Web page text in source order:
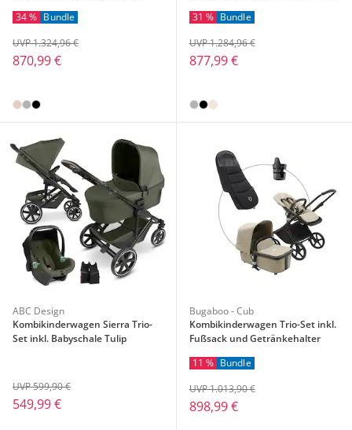
FamilyFix 360 Pro
34 % Bundle
870,99 €
UVP 1.324,96 €
31 % Bundle
877,99 €
UVP 1.284,96 €
ABC Design
Kombikinderwagen Sierra Trio-
Set inkl. Babyschale Tulip
549,99 €
UVP 599,90 €
Bugaboo - Cub
Kombikinderwagen Trio-Set inkl.
Fußsack und Getränkehalter
11 % Bundle
898,99 €
UVP 1.013,90 €